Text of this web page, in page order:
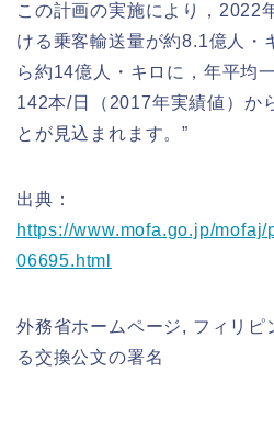
この計画の実施により， 2022
ける乗客輸送量が約8.1億人・
ら約14億人・キロに，年平均
142本/日（ 2017年実績値）か
とが見込まれます。”
出典：
https://www.mofa.go.jp/
06695.html
外務省ホームページ, フィリピ
る交換公文の署名